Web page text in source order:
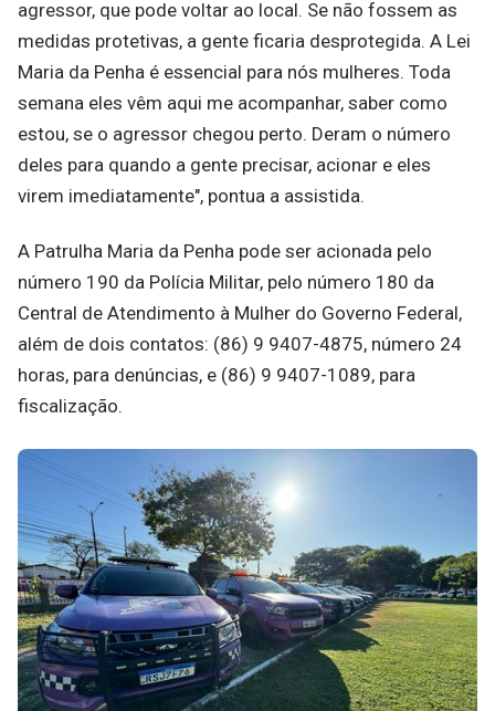
agressor, que pode voltar ao local. Se não fossem as
medidas protetivas, a gente ficaria desprotegida. A Lei
Maria da Penha é essencial para nós mulheres. Toda
semana eles vêm aqui me acompanhar, saber como
estou, se o agressor chegou perto. Deram o número
deles para quando a gente precisar, acionar e eles
virem imediatamente", pontua a assistida.
A Patrulha Maria da Penha pode ser acionada pelo
número 190 da Polícia Militar, pelo número 180 da
Central de Atendimento à Mulher do Governo Federal,
além de dois contatos: (86) 9 9407-4875, número 24
horas, para denúncias, e (86) 9 9407-1089, para
fiscalização.